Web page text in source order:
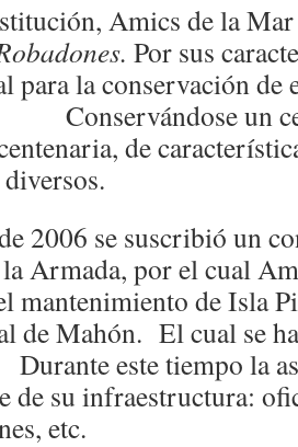
Amics de la
Por sus
para la conservación de
Conservándose un
de
2006 se suscribió un
Armada, por el cual
mantenimiento de Isla
de Mahón. El cual se
este tiempo la
de su infraestructura:
etc.